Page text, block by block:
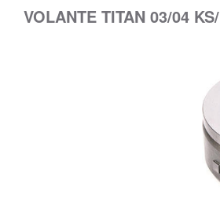
VOLANTE TITAN 03/04